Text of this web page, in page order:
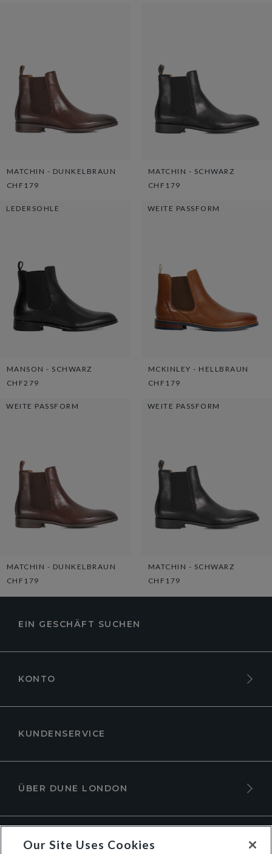
MATCHIN - DUNKELBRAUN
CHF179
MATCHIN - SCHWARZ
CHF179
LEDERSOHLE
MANSON - SCHWARZ
CHF279
WEITE PASSFORM
MCKINLEY - HELLBRAUN
CHF179
WEITE PASSFORM
MATCHIN - DUNKELBRAUN
CHF179
WEITE PASSFORM
MATCHIN - SCHWARZ
CHF179
EIN GESCHÄFT SUCHEN
KONTO
KUNDENSERVICE
ÜBER DUNE LONDON
Our Site Uses Cookies